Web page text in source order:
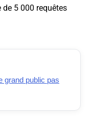
5 000 requêtes
grand public pas